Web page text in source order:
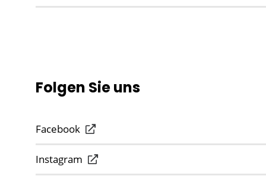
Folgen Sie uns
Facebook
Instagram